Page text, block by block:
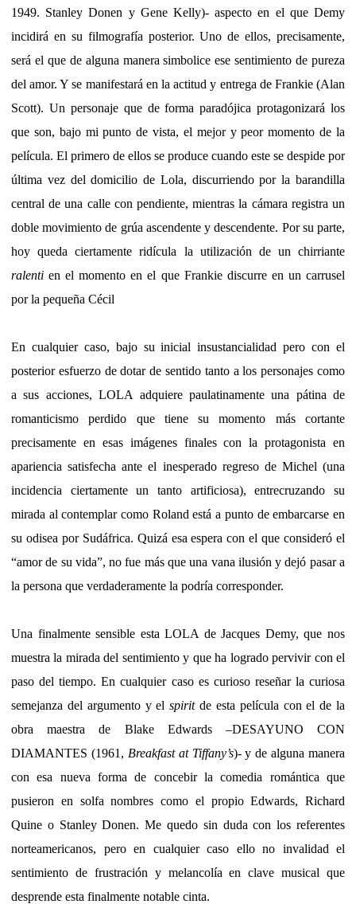
1949. Stanley Donen y Gene Kelly)- aspecto en el que Demy
incidirá en su filmografía posterior. Uno de ellos, precisamente,
será el que de alguna manera simbolice ese sentimiento de pureza
del amor. Y se manifestará en la actitud y entrega de Frankie (Alan
Scott). Un personaje que de forma paradójica protagonizará los
que son, bajo mi punto de vista, el mejor y peor momento de la
película. El primero de ellos se produce cuando este se despide por
última vez del domicilio de Lola, discurriendo por la barandilla
central de una calle con pendiente, mientras la cámara registra un
doble movimiento de grúa ascendente y descendente. Por su parte,
hoy queda ciertamente ridícula la utilización de un chirriante
ralenti en el momento en el que Frankie discurre en un carrusel
por la pequeña Cécil
En cualquier caso, bajo su inicial insustancialidad pero con el
posterior esfuerzo de dotar de sentido tanto a los personajes como
a sus acciones, LOLA adquiere paulatinamente una pátina de
romanticismo perdido que tiene su momento más cortante
precisamente en esas imágenes finales con la protagonista en
apariencia satisfecha ante el inesperado regreso de Michel (una
incidencia ciertamente un tanto artificiosa), entrecruzando su
mirada al contemplar como Roland está a punto de embarcarse en
su odisea por Sudáfrica. Quizá esa espera con el que consideró el
“amor de su vida”, no fue más que una vana ilusión y dejó pasar a
la persona que verdaderamente la podría corresponder.
Una finalmente sensible esta LOLA de Jacques Demy, que nos
muestra la mirada del sentimiento y que ha logrado pervivir con el
paso del tiempo. En cualquier caso es curioso reseñar la curiosa
semejanza del argumento y elspiritde esta película con el de la
obra maestra de Blake Edwards –DESAYUNO CON
DIAMANTES (1961, Breakfast at Tiffany’s)- y de alguna manera
con esa nueva forma de concebir la comedia romántica que
pusieron en solfa nombres como el propio Edwards, Richard
Quine o Stanley Donen. Me quedo sin duda con los referentes
norteamericanos, pero en cualquier caso ello no invalidad el
sentimiento de frustración y melancolía en clave musical que
desprende esta finalmente notable cinta.